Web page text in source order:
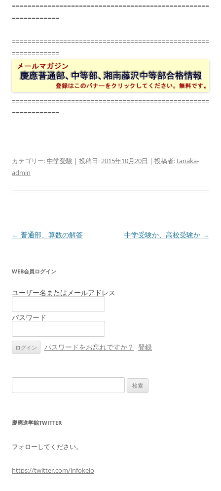
==================================================
============
==================================================
============
==================================================
============
カテゴリー:中学受験 | 投稿日:2015年10月20日 | 投稿者:tanaka-
admin
投
ビ
ゲ
シ
ン
← 普通部、算数の解答 中学受験か、高校受験か →
WEB会員ログイン
ユーザー名またはメールアドレス
パスワード
パスワードをお忘れですか？ 登録
索:
慶應進学館TWITTER
フォローしてください。
https://twitter.com/infokeio